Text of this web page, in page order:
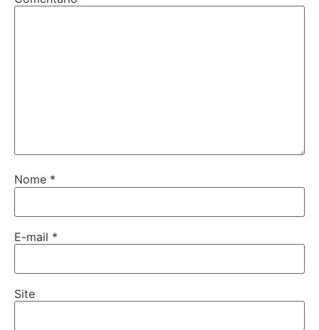
Nome *
E-mail *
Site